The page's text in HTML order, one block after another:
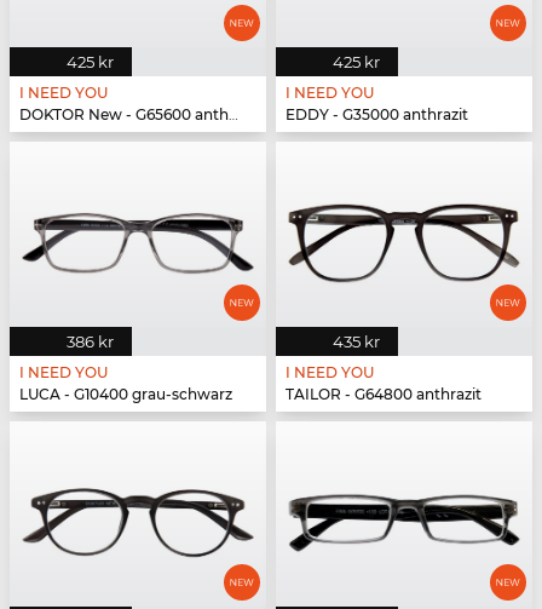
425 kr
I NEED YOU
DOKTOR New - G65600 anthrazit
425 kr
I NEED YOU
EDDY - G35000 anthrazit
386 kr
I NEED YOU
LUCA - G10400 grau-schwarz
435 kr
I NEED YOU
TAILOR - G64800 anthrazit